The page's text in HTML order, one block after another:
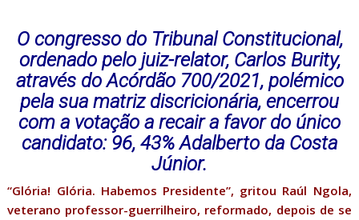
O congresso do Tribunal Constitucional,
ordenado pelo juiz-relator, Carlos Burity,
através do Acórdão 700/2021, polémico
pela sua matriz discricionária, encerrou
com a votação a recair a favor do único
candidato: 96, 43% Adalberto da Costa
Júnior.
“Glória! Glória. Habemos Presidente”, gritou Raúl Ngola,
veterano professor-guerrilheiro, reformado, depois de se